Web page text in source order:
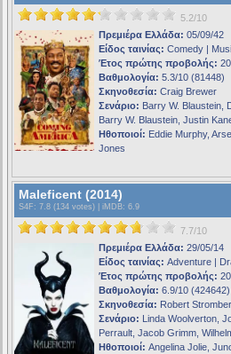
5.2/10
Πρεμιέρα Ελλάδα: 05/09/42
Είδος ταινίας: Comedy |
Έτος πρώτης προβολής:
Βαθμολογία: 5.3/10 (81448)
Σκηνοθεσία: Craig Brewer
Σενάριο: Barry W. Blaustein,
Barry W. Blaustein, Justin
Ηθοποιοί: Eddie Murphy,
Jones
Maleficent (2014)
S4F : 7.8 (134 votes) | iMDB: 6.9
7.7/10
Πρεμιέρα Ελλάδα: 29/05/14
Είδος ταινίας: Adventure |
Έτος πρώτης προβολής:
Βαθμολογία: 6.9/10 (424642)
Σκηνοθεσία: Robert
Σενάριο: Linda Woolverton,
Perrault, Jacob Grimm,
Ηθοποιοί: Angelina Jolie,